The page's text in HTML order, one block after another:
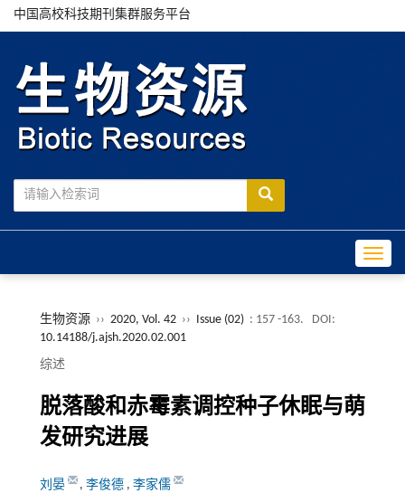
中国高校科技期刊集群服务平台
生物资源 ›› 2020, Vol. 42 ›› Issue (02) : 157 -163.
DOI:
10.14188/j.ajsh.2020.02.001
综述
脱落酸和赤霉素调控种子休眠与萌
发研究进展
刘晏 , 李俊德 , 李家儒